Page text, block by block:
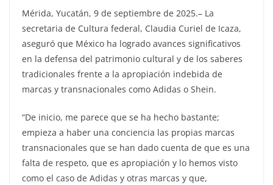
Mérida, Yucatán, 9 de septiembre de 2025.– La
secretaria de Cultura federal, Claudia Curiel de Icaza,
aseguró que México ha logrado avances significativos
en la defensa del patrimonio cultural y de los saberes
tradicionales frente a la apropiación indebida de
marcas y transnacionales como Adidas o Shein.
“De inicio, me parece que se ha hecho bastante;
empieza a haber una conciencia las propias marcas
transnacionales que se han dado cuenta de que es una
falta de respeto, que es apropiación y lo hemos visto
como el caso de Adidas y otras marcas y que,